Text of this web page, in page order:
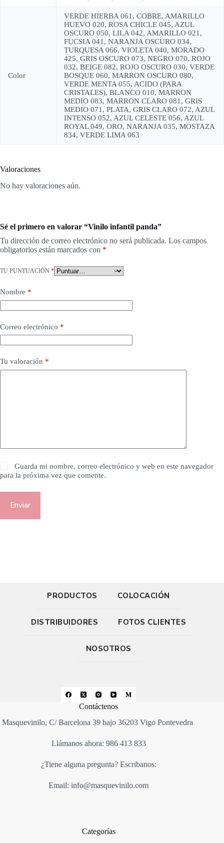
Color
VERDE HIERBA 061, COBRE, AMARILLO
HUEVO 020, ROSA CHICLE 045, AZUL
OSCURO 050, LILA 042, AMARILLO 021,
FUCSIA 041, NARANJA OSCURO 034,
TURQUESA 066, VIOLETA 040, MORADO
425, GRIS OSCURO 073, NEGRO 070, ROJO
032, BEIGE 082, ROJO OSCURO 030, VERDE
BOSQUE 060, MARRON OSCURO 080,
VERDE MENTA 055, ACIDO (PARA
CRISTALES), BLANCO 010, MARRON
MEDIO 083, MARRON CLARO 081, GRIS
MEDIO 071, PLATA, GRIS CLARO 072, AZUL
INTENSO 052, AZUL CELESTE 056, AZUL
ROYAL 049, ORO, NARANJA 035, MOSTAZA
834, VERDE LIMA 063
Valoraciones
No hay valoraciones aún.
Sé el primero en valorar “Vinilo infantil panda”
Tu dirección de correo electrónico no será publicada. Los campos
obligatorios están marcados con *
TU PUNTUACIÓN *
Nombre *
Correo electrónico *
Tu valoración *
Guarda mi nombre, correo electrónico y web en este navegador
para la próxima vez que comente.
Enviar
PRODUCTOS COLOCACIÓN
DISTRIBUIDORES FOTOS CLIENTES
NOSOTROS
Contáctenos
Masquevinilo, C/ Barcelona 39 bajo 36203 Vigo Pontevedra
Llámanos ahora: 986 413 833
¿Tiene alguna pregunta? Escribanos:
Email: info@masquevinilo.com
Categorías